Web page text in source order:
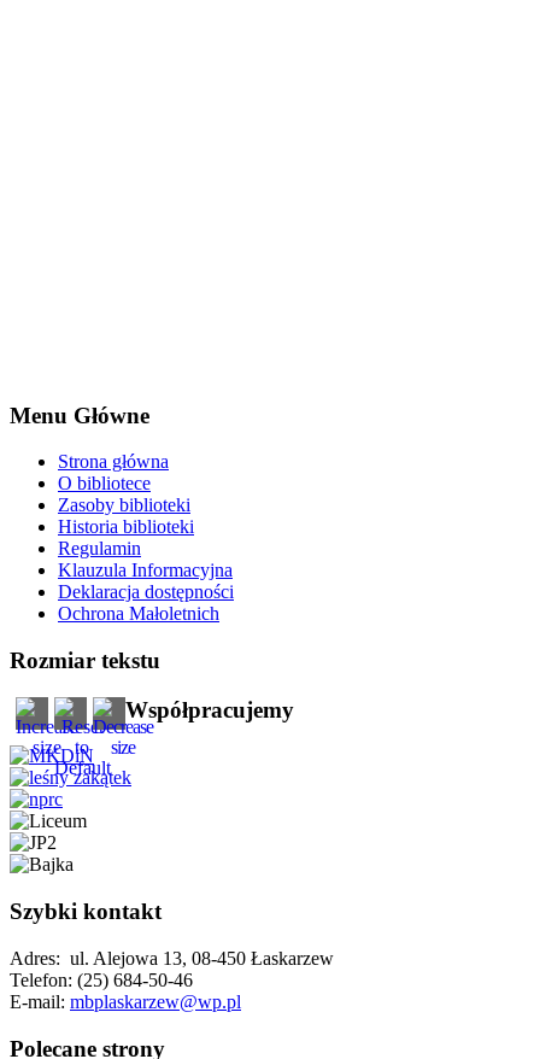
Menu Główne
Strona główna
O bibliotece
Zasoby biblioteki
Historia biblioteki
Regulamin
Klauzula Informacyjna
Deklaracja dostępności
Ochrona Małoletnich
Rozmiar tekstu
Współpracujemy
Szybki kontakt
Adres: ul. Alejowa 13, 08-450 Łaskarzew
Telefon: (25) 684-50-46
E-mail: mbplaskarzew@wp.pl
Polecane strony